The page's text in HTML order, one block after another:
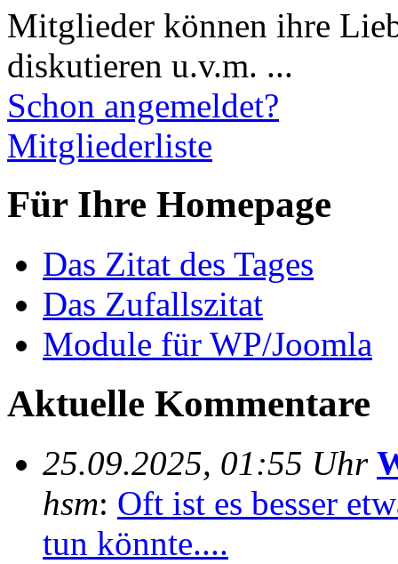
Mitglieder können ihre
diskutieren u.v.m. ...
Schon angemeldet?
Mitgliederliste
Für Ihre Homepage
Das Zitat des Tages
Das Zufallszitat
Module für WP/Joomla
Aktuelle Kommentare
25.09.2025, 01:55 Uhr
hsm: Oft ist es besser
tun könnte....